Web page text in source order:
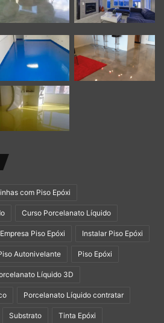
LiquidPiso
com Piso Epóxi
Curso Porcelanato Líquido
Empresa Piso Epóxi Instalar Piso Epóxi
Autonivelante Piso Epóxi
Líquido 3D
Porcelanato Líquido contratar
Substrato Tinta Epóxi